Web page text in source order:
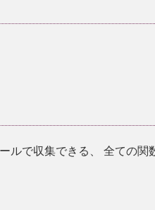
ルで収集できる、 全ての関